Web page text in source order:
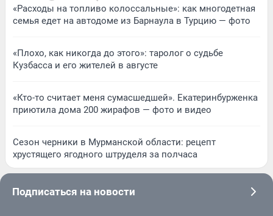
«Расходы на топливо колоссальные»: как многодетная
семья едет на автодоме из Барнаула в Турцию — фото
«Плохо, как никогда до этого»: таролог о судьбе
Кузбасса и его жителей в августе
«Кто-то считает меня сумасшедшей». Екатеринбурженка
приютила дома 200 жирафов — фото и видео
Сезон черники в Мурманской области: рецепт
хрустящего ягодного штруделя за полчаса
Подписаться на новости